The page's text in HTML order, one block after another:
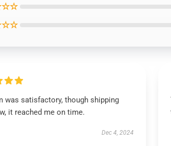
was satisfactory, though shipping
it reached me on time.
Dec 4, 2024